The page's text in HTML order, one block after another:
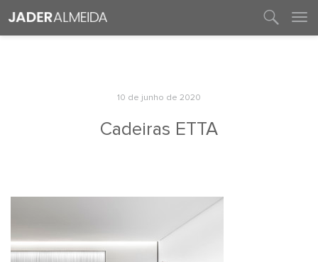
10 de junho de 2020
Cadeiras ETTA